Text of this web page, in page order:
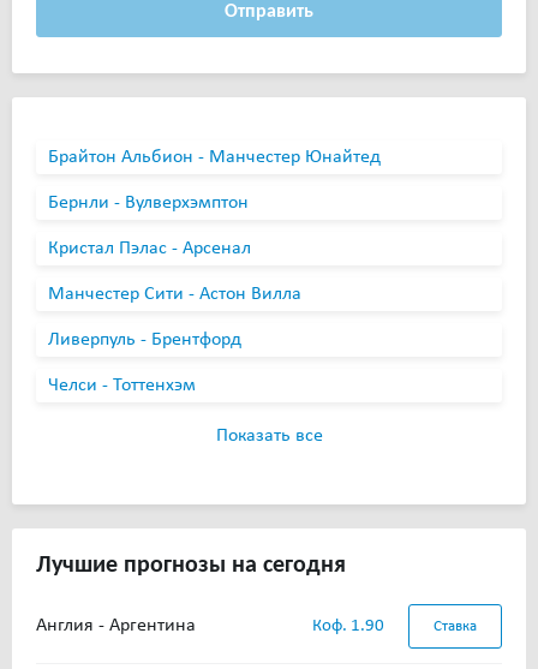
Отправить
Брайтон Альбион - Манчестер Юнайтед
Бернли - Вулверхэмптон
Кристал Пэлас - Арсенал
Манчестер Сити - Астон Вилла
Ливерпуль - Брентфорд
Челси - Тоттенхэм
Показать все
Лучшие прогнозы на сегодня
Англия - Аргентина Коф. 1.90 Ставка